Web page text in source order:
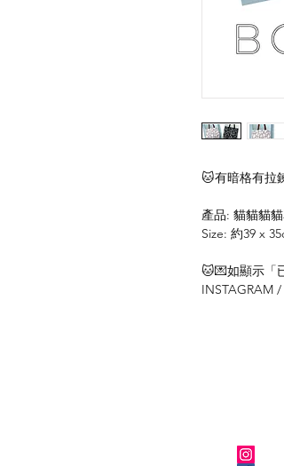
🐱有暗格有拉
產品: 貓貓貓
Size: 約39 x
🐱💌如顯示「
INSTAGRAM